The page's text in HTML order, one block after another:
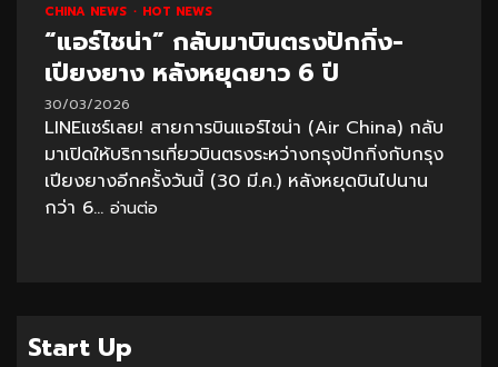
CHINA NEWS HOT NEWS
“แอร์ไชน่า” กลับมาบินตรงปักกิ่ง-
เปียงยาง หลังหยุดยาว 6 ปี
30/03/2026
LINEแชร์เลย! สายการบินแอร์ไชน่า (Air China) กลับ
มาเปิดให้บริการเที่ยวบินตรงระหว่างกรุงปักกิ่งกับกรุง
เปียงยางอีกครั้งวันนี้ (30 มี.ค.) หลังหยุดบินไปนาน
กว่า 6... อ่านต่อ
Start Up